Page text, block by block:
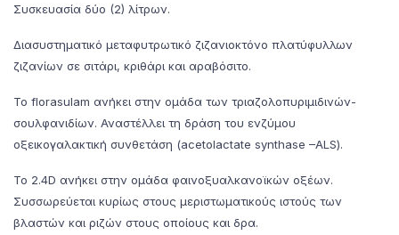
Συσκευασία δύο (2) λίτρων.
Διασυστηματικό μεταφυτρωτικό ζιζανιοκτόνο πλατύφυλλων
ζιζανίων σε σιτάρι, κριθάρι και αραβόσιτο.
Το florasulam ανήκει στην ομάδα των τριαζολοπυριμιδινών-
σουλφανιδίων. Αναστέλλει τη δράση του ενζύμου
οξεικογαλακτική συνθετάση (acetolactate synthase –ALS).
Το 2.4D ανήκει στην ομάδα φαινοξυαλκανοϊκών οξέων.
Συσσωρεύεται κυρίως στους μεριστωματικούς ιστούς των
βλαστών και ριζών στους οποίους και δρα.